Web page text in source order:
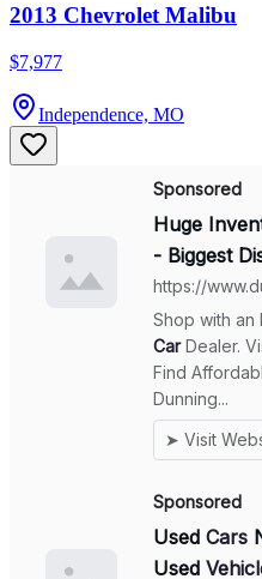
2013 Chevrolet Malibu
$7,977
Independence, MO